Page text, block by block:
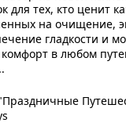
для тех, кто ценит
на очищение,
гладкости и
в любом